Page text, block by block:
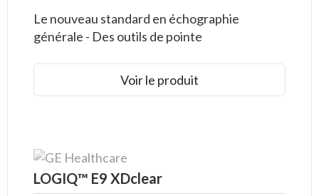
Le nouveau standard en échographie
générale - Des outils de pointe
Voir le produit
LOGIQ™ E9 XDclear